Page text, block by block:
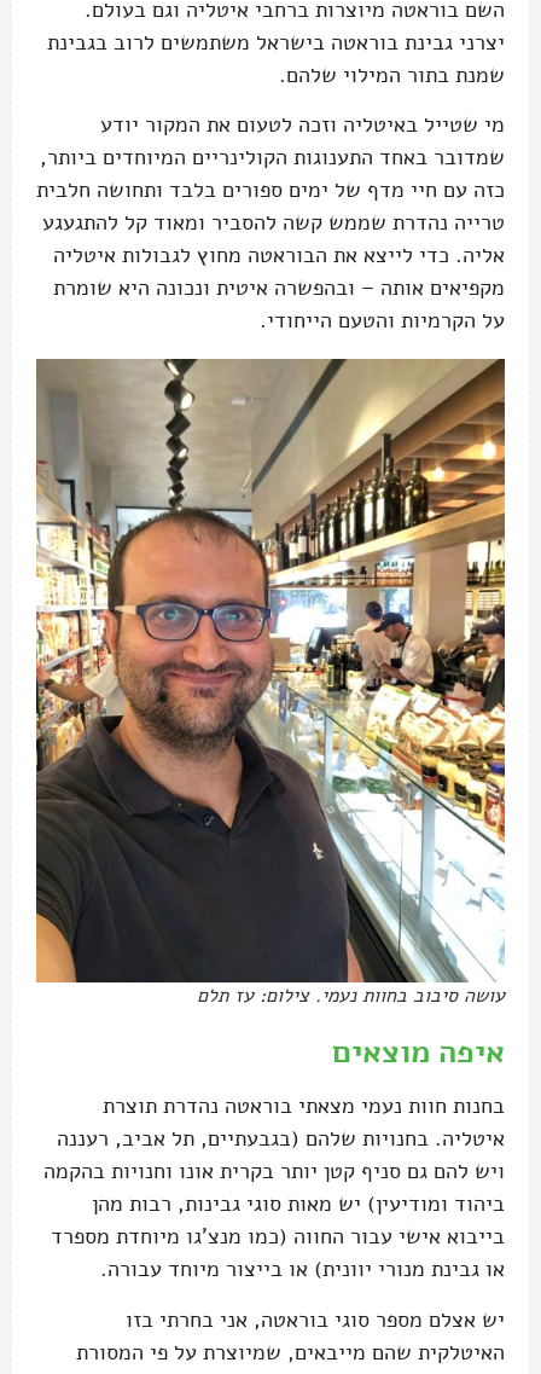
השם בוראטה מיוצרות ברחבי איטליה וגם בעולם.
יצרני גבינת בוראטה בישראל משתמשים לרוב בגבינת
שמנת בתור המילוי שלהם.
מי שטייל באיטליה וזכה לטעום את המקור יודע
שמדובר באחד התענוגות הקולינריים המיוחדים ביותר,
כזה עם חיי מדף של ימים ספורים בלבד ותחושה חלבית
טרייה נהדרת שממש קשה להסביר ומאוד קל להתגעגע
אליה. כדי לייצא את הבוראטה מחוץ לגבולות איטליה
מקפיאים אותה – ובהפשרה איטית ונכונה היא שומרת
על הקרמיות והטעם הייחודי.
עושה סיבוב בחוות נעמי. צילום: עז תלם
איפה מוצאים
בחנות חוות נעמי מצאתי בוראטה נהדרת תוצרת
איטליה. בחנויות שלהם (בגבעתיים, תל אביב, רעננה
ויש להם גם סניף קטן יותר בקרית אונו וחנויות בהקמה
ביהוד ומודיעין) יש מאות סוגי גבינות, רבות מהן
בייבוא אישי עבור החווה (כמו מנצ'גו מיוחדת מספרד
או גבינת מנורי יוונית) או בייצור מיוחד עבורה.
יש אצלם מספר סוגי בוראטה, אני בחרתי בזו
האיטלקית שהם מייבאים, שמיוצרת על פי המסורת